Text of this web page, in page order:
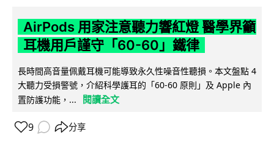
AirPods 用家注意聽力響紅燈 醫學界籲
耳機用戶謹守「60-60」鐵律
長時間高音量佩戴耳機可能導致永久性噪音性聽損。本文盤點 4
大聽力受損警號，介紹科學護耳的「60-60 原則」及 Apple 內
置防護功能，...
閱讀全文
9 分享